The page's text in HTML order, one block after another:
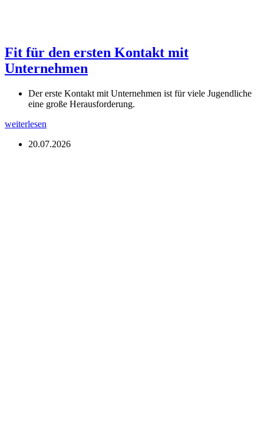
Fit für den ersten Kontakt mit
Unternehmen
Der erste Kontakt mit Unternehmen ist für viele Jugendliche
eine große Herausforderung.
weiterlesen
20.07.2026